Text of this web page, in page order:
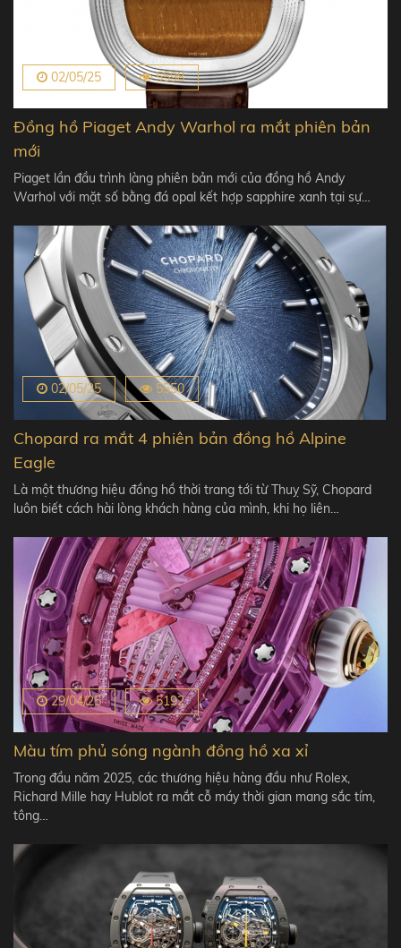
02/05/25 5598
Đồng hồ Piaget Andy Warhol ra mắt phiên bản
mới
Piaget lần đầu trình làng phiên bản mới của đồng hồ Andy
Warhol với mặt số bằng đá opal kết hợp sapphire xanh tại sự…
02/05/25 5550
Chopard ra mắt 4 phiên bản đồng hồ Alpine
Eagle
Là một thương hiệu đồng hồ thời trang tới từ Thuỵ Sỹ, Chopard
luôn biết cách hài lòng khách hàng của mình, khi họ liên…
29/04/25 5192
Màu tím phủ sóng ngành đồng hồ xa xỉ
Trong đầu năm 2025, các thương hiệu hàng đầu như Rolex,
Richard Mille hay Hublot ra mắt cỗ máy thời gian mang sắc tím,
tông…